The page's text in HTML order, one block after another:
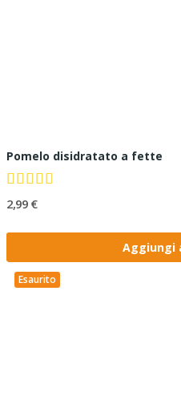
Pomelo disidratato a fette
2,99 €
Aggiungi
Esaurito